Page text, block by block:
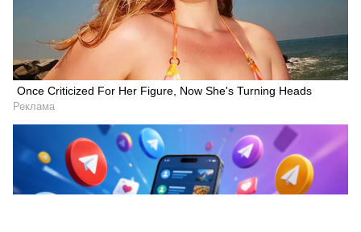
Once Criticized For Her Figure, Now She's Turning Heads
Реклама